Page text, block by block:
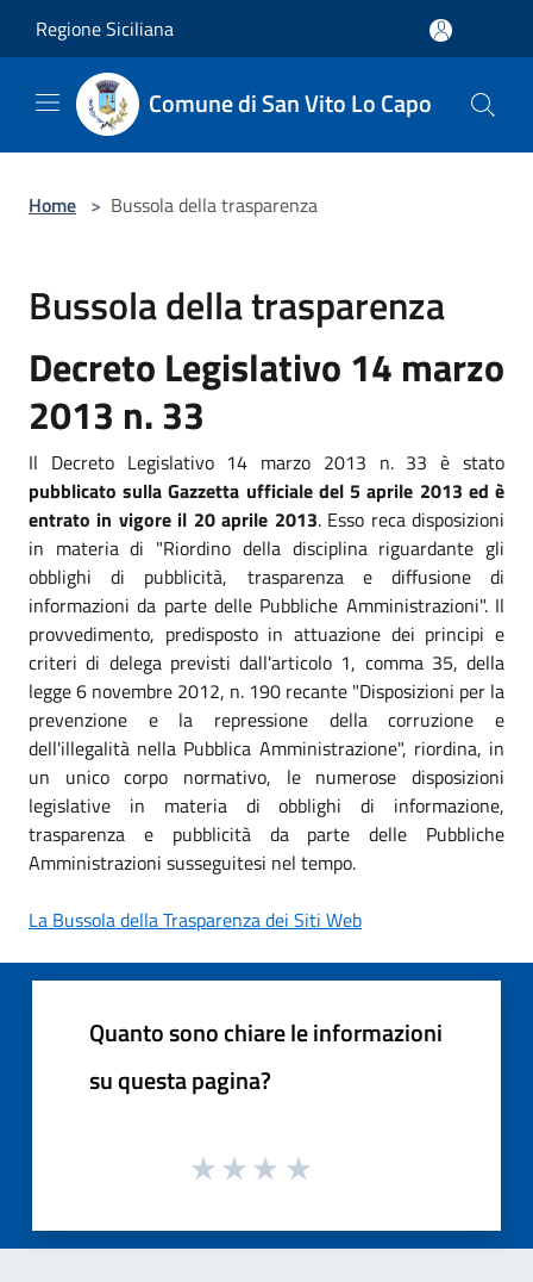
Regione Siciliana
Comune di San Vito Lo Capo
Home > Bussola della trasparenza
Bussola della trasparenza
Decreto Legislativo 14 marzo
2013 n. 33
Il Decreto Legislativo 14 marzo 2013 n. 33 è stato
pubblicato sulla Gazzetta ufficiale del 5 aprile 2013 ed è
entrato in vigore il 20 aprile 2013. Esso reca disposizioni
in materia di "Riordino della disciplina riguardante gli
obblighi di pubblicità, trasparenza e diffusione di
informazioni da parte delle Pubbliche Amministrazioni". Il
provvedimento, predisposto in attuazione dei principi e
criteri di delega previsti dall'articolo 1, comma 35, della
legge 6 novembre 2012, n. 190 recante "Disposizioni per la
prevenzione e la repressione della corruzione e
dell'illegalità nella Pubblica Amministrazione", riordina, in
un unico corpo normativo, le numerose disposizioni
legislative in materia di obblighi di informazione,
trasparenza e pubblicità da parte delle Pubbliche
Amministrazioni susseguitesi nel tempo.
La Bussola della Trasparenza dei Siti Web
Quanto sono chiare le informazioni
su questa pagina?